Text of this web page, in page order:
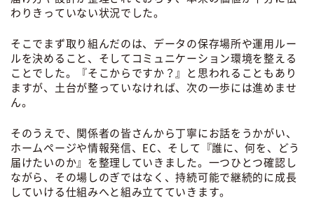
わりきっていない状況でした。
そこでまず取り組んだのは、データの保存場所や運用ルー
ルを決めること、そしてコミュニケーション環境を整える
ことでした。『そこからですか？』と思われることもあり
ますが、土台が整っていなければ、次の一歩には進めませ
ん。
そのうえで、関係者の皆さんから丁寧にお話をうかがい、
ホームページや情報発信、EC、そして『誰に、何を、どう
届けたいのか』を整理していきました。一つひとつ確認し
ながら、その場しのぎではなく、持続可能で継続的に成長
していける仕組みへと組み立てていきます。